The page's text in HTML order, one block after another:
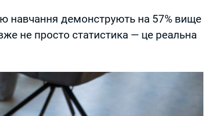
навчання демонструють на 57% вище
не просто статистика — це реальна